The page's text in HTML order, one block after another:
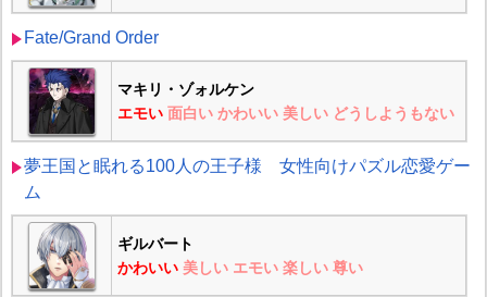
Fate/Grand Order
マキリ・ゾォルケン
エモい 面白い かわいい 美しい どうしようもない
夢王国と眠れる100人の王子様 女性向けパズル恋愛ゲー
ム
ギルバート
かわいい 美しい エモい 楽しい 尊い